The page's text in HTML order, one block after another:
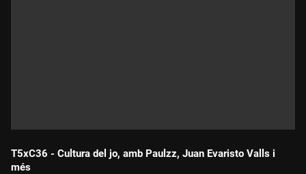
T5xC36 - Cultura del jo, amb Paulzz, Juan Evaristo Valls i
més